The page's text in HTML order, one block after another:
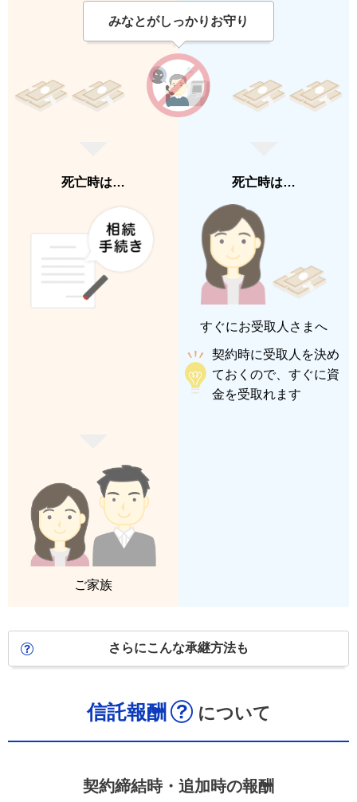
みなとがしっかりお守り
死亡時は…
ご家族
死亡時は…
すぐにお受取人さまへ
契約時に受取人を決め
ておくので、すぐに資
金を受取れます
さらにこんな承継方法も
信託報酬 について
契約締結時・追加時の報酬